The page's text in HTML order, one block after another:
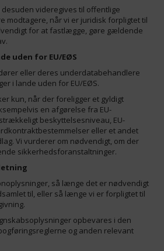
videregives til offentlige
modtagere, når vi er juridisk forpligtet til
for at fastlægge, gøre gældende
uden for EU/EØS
eller deres underdatabehandlere
i lande uden for EU/EØS.
kun, når der foreligger et gyldigt
en afgørelse fra EU-
beskyttelsesniveau, EU-
eller et andet
Vi vurderer om nødvendigt, om der
sikkerhedsforanstaltninger.
så længe det er nødvendigt
til, eller så længe vi er forpligtet til
opbevares i den
og anden relevant